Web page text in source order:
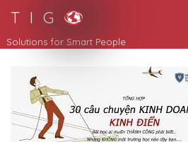
T I G
Smart Solutions for Smart People